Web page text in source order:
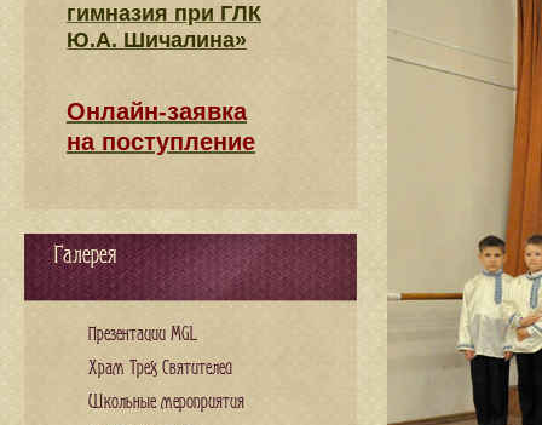
гимназия при ГЛК
Ю.А. Шичалина»
Онлайн-заявка
на поступление
Галерея
Презентации MGL
Храм Трех Святителей
Школьные мероприятия